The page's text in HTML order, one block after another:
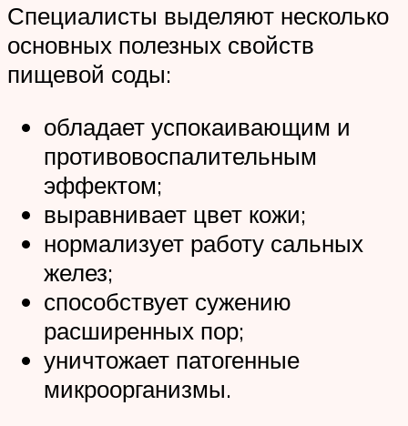
Специалисты выделяют несколько
основных полезных свойств
пищевой соды:
обладает успокаивающим и
противовоспалительным
эффектом;
выравнивает цвет кожи;
нормализует работу сальных
желез;
способствует сужению
расширенных пор;
уничтожает патогенные
микроорганизмы.